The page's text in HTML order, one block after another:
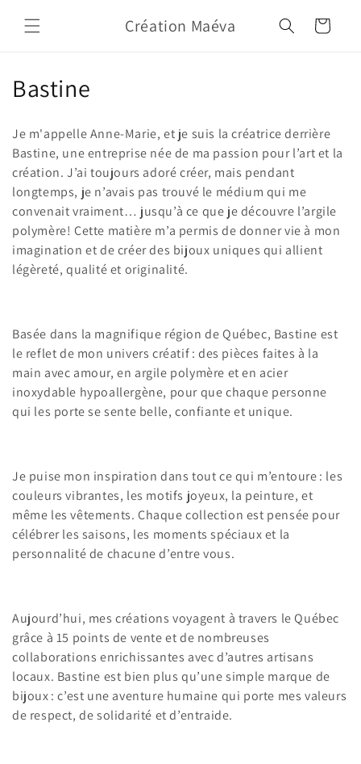
content
Création Maéva Cart
C
l
l
e
c
t
o
n
:
Bastine
Je m'appelle Anne-Marie, et je suis la créatrice derrière
Bastine, une entreprise née de ma passion pour l’art et la
création. J’ai toujours adoré créer, mais pendant
longtemps, je n’avais pas trouvé le médium qui me
convenait vraiment… jusqu’à ce que je découvre l’argile
polymère! Cette matière m’a permis de donner vie à mon
imagination et de créer des bijoux uniques qui allient
légèreté, qualité et originalité.
Basée dans la magnifique région de Québec, Bastine est
le reflet de mon univers créatif : des pièces faites à la
main avec amour, en argile polymère et en acier
inoxydable hypoallergène, pour que chaque personne
qui les porte se sente belle, confiante et unique.
Je puise mon inspiration dans tout ce qui m’entoure : les
couleurs vibrantes, les motifs joyeux, la peinture, et
même les vêtements. Chaque collection est pensée pour
célébrer les saisons, les moments spéciaux et la
personnalité de chacune d’entre vous.
Aujourd’hui, mes créations voyagent à travers le Québec
grâce à 15 points de vente et de nombreuses
collaborations enrichissantes avec d’autres artisans
locaux. Bastine est bien plus qu’une simple marque de
bijoux : c’est une aventure humaine qui porte mes valeurs
de respect, de solidarité et d’entraide.